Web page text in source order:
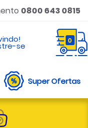
0800 643 0815
se
0
Super Ofertas